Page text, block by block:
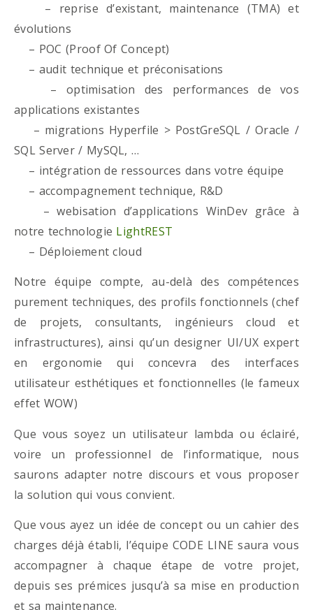
– reprise d’existant, maintenance (TMA) et
évolutions
– POC (Proof Of Concept)
– audit technique et préconisations
– optimisation des performances de vos
applications existantes
– migrations Hyperfile > PostGreSQL / Oracle /
SQL Server / MySQL, …
– intégration de ressources dans votre équipe
– accompagnement technique, R&D
– webisation d’applications WinDev grâce à
notre technologie LightREST
– Déploiement cloud
Notre équipe compte, au-delà des compétences
purement techniques, des profils fonctionnels (chef
de projets, consultants, ingénieurs cloud et
infrastructures), ainsi qu’un designer UI/UX expert
en ergonomie qui concevra des interfaces
utilisateur esthétiques et fonctionnelles (le fameux
effet WOW)
Que vous soyez un utilisateur lambda ou éclairé,
voire un professionnel de l’informatique, nous
saurons adapter notre discours et vous proposer
la solution qui vous convient.
Que vous ayez un idée de concept ou un cahier des
charges déjà établi, l’équipe CODE LINE saura vous
accompagner à chaque étape de votre projet,
depuis ses prémices jusqu’à sa mise en production
et sa maintenance.